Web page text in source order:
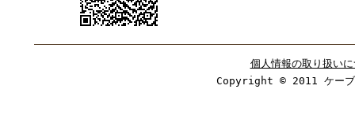
個人情報の取り扱い
Copyright © 2011 ケーブ